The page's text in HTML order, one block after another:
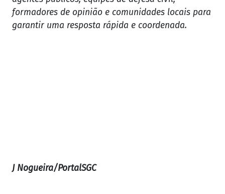
formadores de opinião e comunidades locais para
garantir uma resposta rápida e coordenada.
J Nogueira/PortalSGC